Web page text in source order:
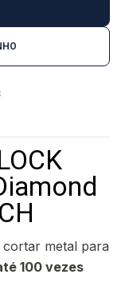
metal para
100 vezes